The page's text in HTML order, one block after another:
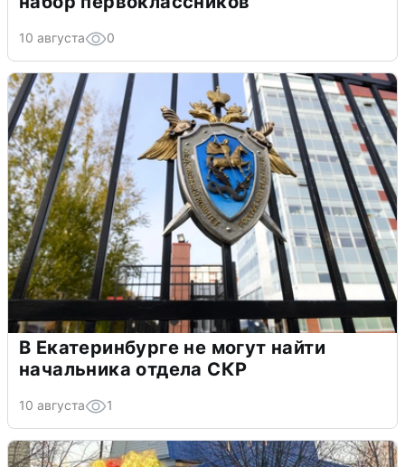
10 августа 0
В Екатеринбурге не могут найти
начальника отдела СКР
10 августа 1